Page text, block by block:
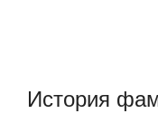
История